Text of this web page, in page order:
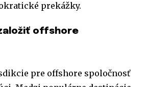
prekážky.
offshore
pre offshore spoločnosť